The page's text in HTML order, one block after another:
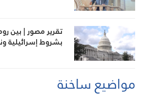
تقرير مصور | بين
بشروط إسرائيلية
مواضيع ساخنة